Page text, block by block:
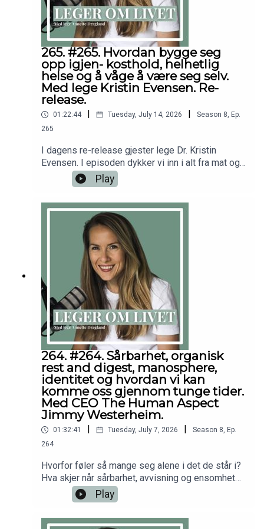
rådgivning, diagnose eller behandling. Søk alltid
råd fra legen din eller annet kvalifisert
helsepersonell hvis du har spørsmål angående en
medisinsk tilstand.
265. #265. Hvordan bygge seg
opp igjen- kosthold, helhetlig
helse og å våge å være seg selv.
Med lege Kristin Evensen. Re-
release.
01:22:44 Tuesday, July 14, 2026 Season 8, Ep.
265
I dagens re-release gjester lege Dr. Kristin
Evensen. I episoden dykker vi inn i alt fra mat og
ernæring til hvordan vi kan bygge oss opp etter
sykdom, hva som kan bidra til å holde oss friske,
og viktigheten av å tørre å dele meningene sine
og stå for det man brenner for. For mer fra Kristin
Evensen: https://www.instagram.com/dr.kristinev
ensen/Tusen takk til deg som abonnerer- som
gjør det mulig for meg å dele denne
kunnskapen!Alt godt,AnnetteFølg meg gjerne
på:Instagram.com/dr.annettedraglandFacebook.co
m/drannettedraglandhttps://youtube.com/@drann
etteDisclaimer: Innholdet i podcasten og på
denne nettsiden er ikke ment å utgjøre eller være
en erstatning for profesjonell medisinsk
rådgivning, diagnose eller behandling. Søk alltid
råd fra legen din eller annet kvalifisert
helsepersonell hvis du har spørsmål angående en
medisinsk tilstand.
Play
264. #264. Sårbarhet, organisk
rest and digest, manosphere,
identitet og hvordan vi kan
komme oss gjennom tunge tider.
Med CEO The Human Aspect
Jimmy Westerheim.
01:32:41 Tuesday, July 7, 2026 Season 8, Ep.
264
Hvorfor føler så mange seg alene i det de står i?
Hva skjer når sårbarhet, avvisning og ensomhet
ikke får et sted å høre til? Hvordan kan vi få det
bedre i vanskelige perioder av livet?Dette er
noen av temaene vi dykker inn i, i dagens episode
Play